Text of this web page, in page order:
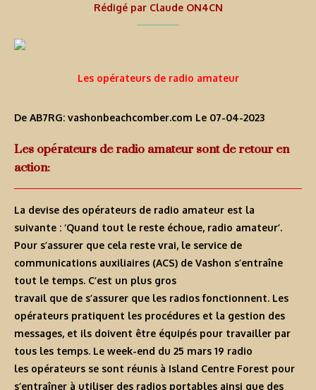
Rédigé par Claude ON4CN
Les opérateurs de radio amateur
De AB7RG: vashonbeachcomber.com Le 07-04-2023
Les opérateurs de radio amateur sont de retour en
action:
La devise des opérateurs de radio amateur est la
suivante : ‘Quand tout le reste échoue, radio amateur’.
Pour s’assurer que cela reste vrai, le service de
communications auxiliaires (ACS) de Vashon s’entraîne
tout le temps. C’est un plus gros
travail que de s’assurer que les radios fonctionnent. Les
opérateurs pratiquent les procédures et la gestion des
messages, et ils doivent être équipés pour travailler par
tous les temps. Le week-end du 25 mars 19 radio
les opérateurs se sont réunis à Island Centre Forest pour
s’entraîner à utiliser des radios portables ainsi que des